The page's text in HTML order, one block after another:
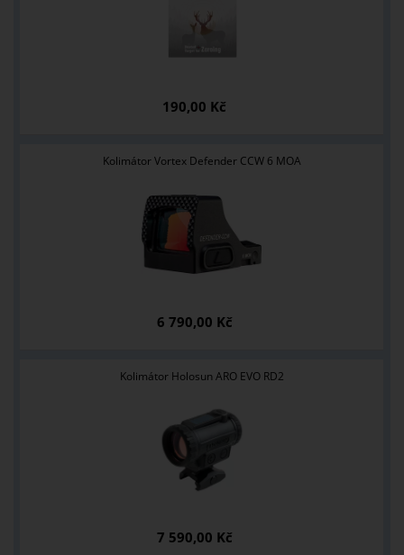
190,00 Kč
Kolimátor Vortex Defender CCW 6 MOA
6 790,00 Kč
Kolimátor Holosun ARO EVO RD2
7 590,00 Kč